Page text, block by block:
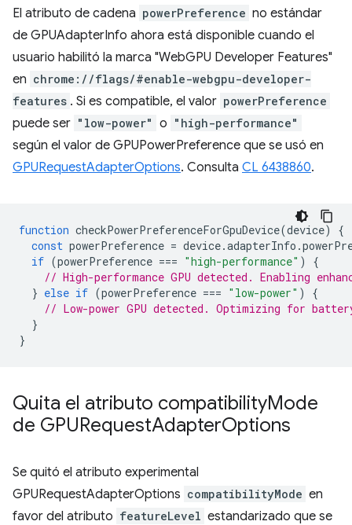
El atributo de cadena powerPreference no estándar
de GPUAdapterInfo ahora está disponible cuando el
usuario habilitó la marca "WebGPU Developer Features"
en chrome://flags/#enable-webgpu-developer-
features . Si es compatible, el valor powerPreference
puede ser "low-power" o "high-performance"
según el valor de GPUPowerPreference que se usó en
GPURequestAdapterOptions. Consulta CL 6438860.
function checkPowerPreferenceForGpuDevice(device)
{
const powerPreference = device.adapterInfo .
if (powerPreference === "high-performance" )
{
// High-performance GPU detected. Enabling
} else if (powerPreference === "low-power" )
{
// Low-power GPU detected. Optimizing for
}
}
Quita el atributo compatibilityMode
de GPURequestAdapterOptions
Se quitó el atributo experimental
GPURequestAdapterOptions compatibilityMode en
favor del atributo featureLevel estandarizado que se